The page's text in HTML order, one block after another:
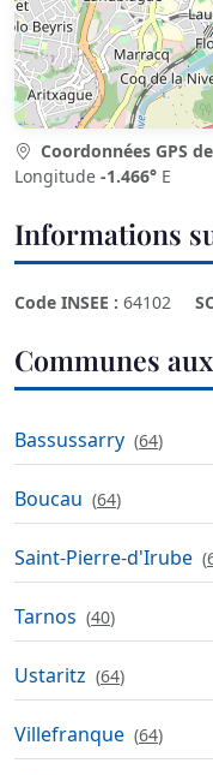
Coordonnées GPS
Longitude -1.466° E
Informations
Code INSEE : 64102
Communes
Bassussarry (64)
Boucau (64)
Saint-Pierre-d'Irube (
Tarnos (40)
Ustaritz (64)
Villefranque (64)